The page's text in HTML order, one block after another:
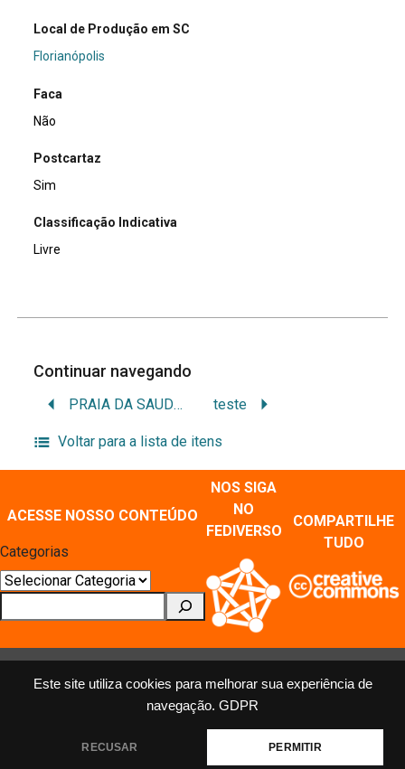
Este site utiliza cookies para melhorar sua experiência de
navegação. GDPR
RECUSAR PERMITIR
Local de Produção em SC
Florianópolis
Faca
Não
Postcartaz
Sim
Classificação Indicativa
Livre
Continuar navegando
PRAIA DA SAUDADE teste
Voltar para a lista de itens
ACESSE NOSSO CONTEÚDO
Categorias
NOS SIGA
NO
FEDIVERSO
COMPARTILHE
TUDO
MÍDIAS SOCIAIS E REPOSITÓRIOS
Mastodon
X Facebook
Youtube
Flickr